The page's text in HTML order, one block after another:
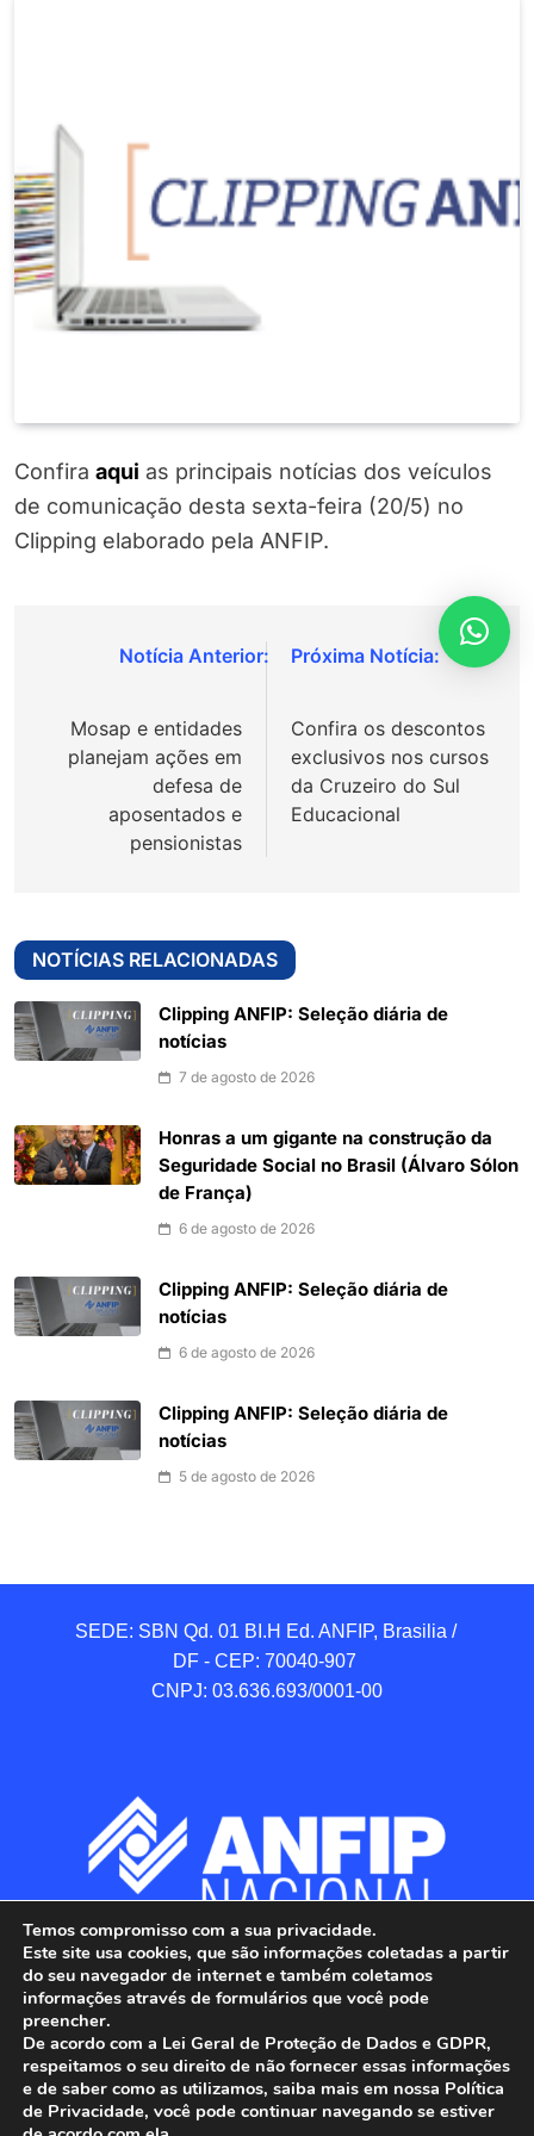
Confira aqui as principais notícias dos veículos
de comunicação desta sexta-feira (20/5) no
Clipping elaborado pela ANFIP.
Navegação
Post
Mosap e entidades
planejam ações em
defesa de
aposentados e
pensionistas
Confira os descontos
exclusivos nos cursos
da Cruzeiro do Sul
Educacional
NOTÍCIAS RELACIONADAS
Clipping ANFIP: Seleção diária de
notícias
7 de agosto de 2026
Honras a um gigante na construção da
Seguridade Social no Brasil (Álvaro Sólon
de França)
6 de agosto de 2026
Clipping ANFIP: Seleção diária de
notícias
6 de agosto de 2026
Clipping ANFIP: Seleção diária de
notícias
5 de agosto de 2026
SEDE: SBN Qd. 01 BI.H Ed. ANFIP, Brasilia /
DF - CEP: 70040-907
CNPJ: 03.636.693/0001-00
ANFIP - Associação Nacional dos Auditores
Temos compromisso com a sua privacidade.
Este site usa cookies, que são informações coletadas a partir
do seu navegador de internet e também coletamos
informações através de formulários que você pode
preencher.
De acordo com a Lei Geral de Proteção de Dados e GDPR,
respeitamos o seu direito de não fornecer essas informações
e de saber como as utilizamos, saiba mais em nossa Política
de Privacidade, você pode continuar navegando se estiver